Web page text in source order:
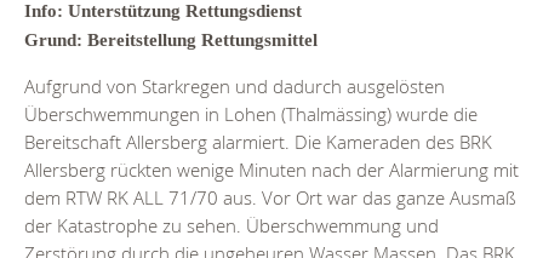
Info: Unterstützung Rettungsdienst
Grund: Bereitstellung Rettungsmittel
Aufgrund von Starkregen und dadurch ausgelösten
Überschwemmungen in Lohen (Thalmässing) wurde die
Bereitschaft Allersberg alarmiert. Die Kameraden des BRK
Allersberg rückten wenige Minuten nach der Alarmierung mit
dem RTW RK ALL 71/70 aus. Vor Ort war das ganze Ausmaß
der Katastrophe zu sehen. Überschwemmung und